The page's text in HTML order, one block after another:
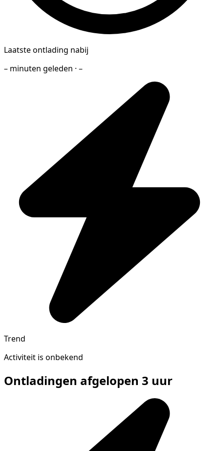
Laatste ontlading nabij
– minuten geleden · –
Trend
Activiteit is onbekend
Ontladingen afgelopen 3 uur